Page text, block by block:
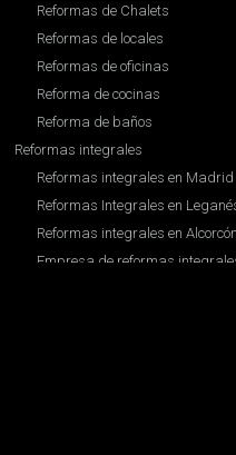
Reformas de Chalets
Reformas de locales
Reformas de oficinas
Reforma de cocinas
Reforma de baños
Reformas integrales
Reformas integrales en Madrid
Reformas Integrales en
Reformas integrales en Alcorcón
Empresa de reformas